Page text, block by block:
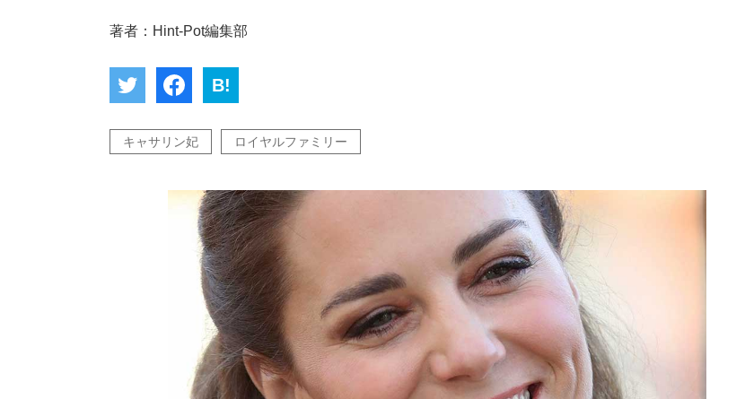
著者：Hint-Pot編集部
B!
キャサリン妃 ロイヤルファミリー